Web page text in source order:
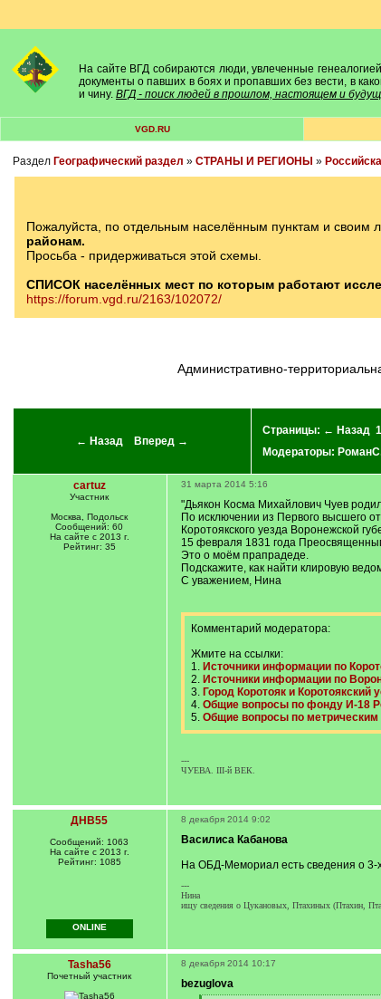
На сайте ВГД собираются люди, увлеченные
документы о павших в боях и пропавших без вести, в
и чину. ВГД - поиск людей в прошлом, настоящем и
VGD.RU
Раздел Географический раздел » СТРАНЫ И РЕГИОНЫ »
Пожалуйста, по отдельным населённым пунктам и своим
районам.
Просьба - придерживаться этой схемы.
СПИСОК населённых мест по которым работают
https://forum.vgd.ru/2163/102072/
Административно-
← Назад Вперед →
Страницы: ← Назад 1
Модераторы: РоманС
cartuz
Участник
Москва, Подольск
Сообщений: 60
На сайте с 2013 г.
Рейтинг: 35
31 марта 2014 5:16
"Дьякон Косма Михайлович Чуев
По исключении из Первого высшего
Коротоякского уезда Воронежской
15 февраля 1831 года
Это о моём прапрадеде.
Подскажите, как найти клировую
С уважением, Нина
Комментарий модератора:
Жмите на ссылки:
1. Источники информации по
2. Источники информации по
3. Город Коротояк и
4. Общие вопросы по фонду И-18
5. Общие вопросы по метрическим
---
ЧУЕВА. III-й ВЕК.
ДНВ55
Сообщений: 1063
На сайте с 2013 г.
Рейтинг: 1085
8 декабря 2014 9:02
Василиса Кабанова
На ОБД-Мемориал есть сведения о 3-
---
Нина
ищу сведения о Цукановых, Птахиных (Птахин,
ONLINE
Tasha56
Почетный учаcтник
8 декабря 2014 10:17
bezuglova